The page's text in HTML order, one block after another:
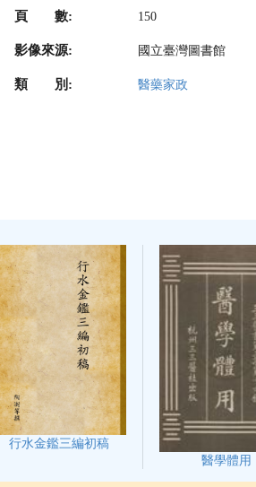
頁 數: 150
影像來源: 國立臺灣圖書館
類 別: 醫藥家政
行水金鑑三編初稿
醫學體用